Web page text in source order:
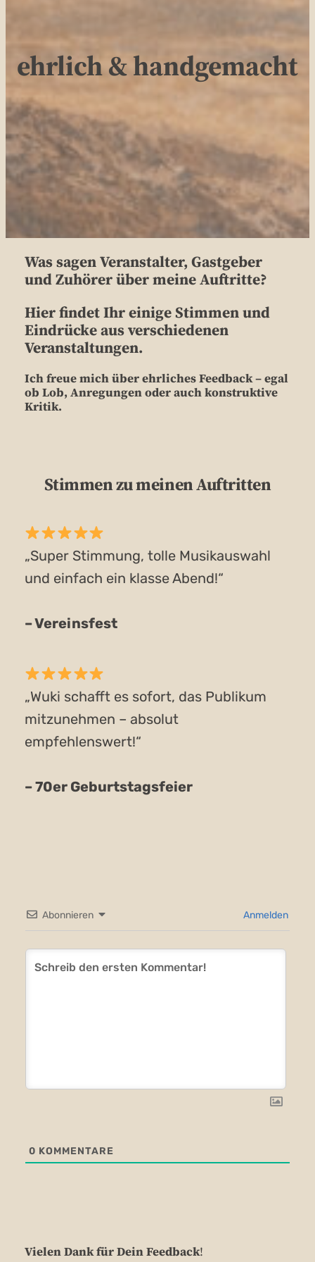
ehrlich & handgemacht
Was sagen Veranstalter, Gastgeber
und Zuhörer über meine Auftritte?
Hier findet Ihr einige Stimmen und
Eindrücke aus verschiedenen
Veranstaltungen.
Ich freue mich über ehrliches Feedback – egal
ob Lob, Anregungen oder auch konstruktive
Kritik.
Stimmen zu meinen Auftritten
„Super Stimmung, tolle Musikauswahl
und einfach ein klasse Abend!“
– Vereinsfest
„Wuki schafft es sofort, das Publikum
mitzunehmen – absolut
empfehlenswert!“
– 70er Geburtstagsfeier
Abonnieren Anmelden
0 KOMMENTARE
Vielen Dank für Dein Feedback!